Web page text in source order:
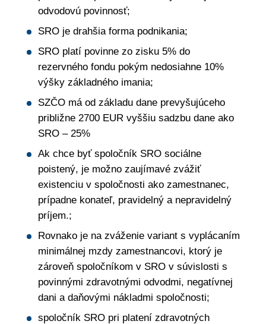
odvodovú povinnosť;
SRO je drahšia forma podnikania;
SRO platí povinne zo zisku 5% do
rezervného fondu pokým nedosiahne 10%
výšky základného imania;
SZČO má od základu dane prevyšujúceho
približne 2700 EUR vyššiu sadzbu dane ako
SRO – 25%
Ak chce byť spoločník SRO sociálne
poistený, je možno zaujímavé zvážiť
existenciu v spoločnosti ako zamestnanec,
prípadne konateľ, pravidelný a nepravidelný
príjem.;
Rovnako je na zváženie variant s vyplácaním
minimálnej mzdy zamestnancovi, ktorý je
zároveň spoločníkom v SRO v súvislosti s
povinnými zdravotnými odvodmi, negatívnej
dani a daňovými nákladmi spoločnosti;
spoločník SRO pri platení zdravotných